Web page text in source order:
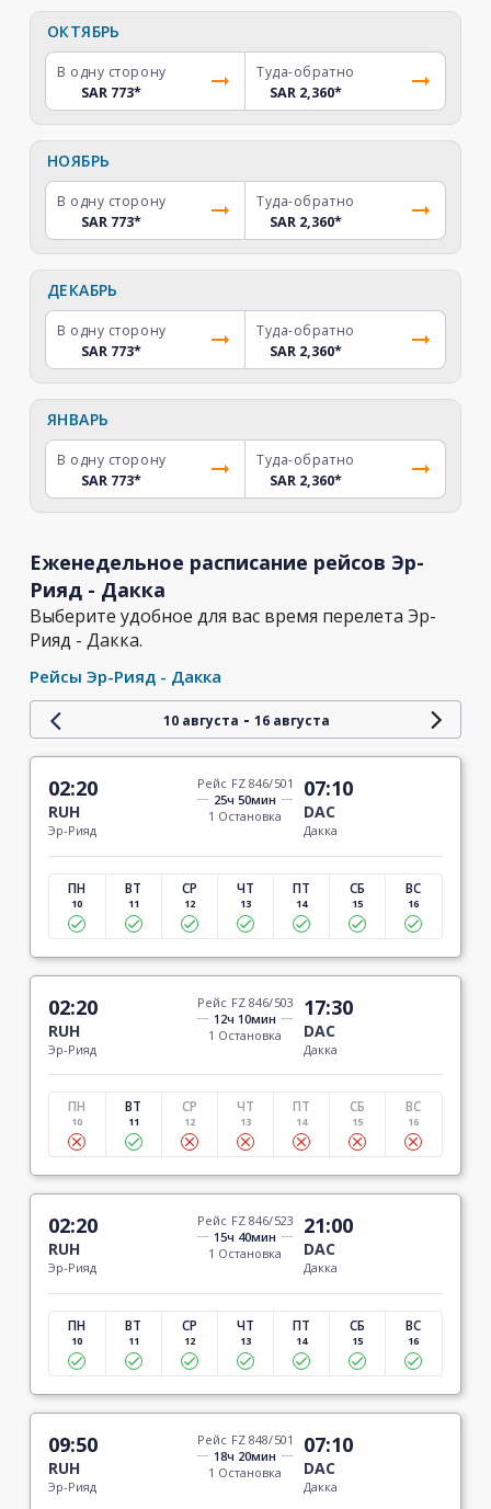
ОКТЯБРЬ
В одну сторону
SAR 773*
Туда-обратно
SAR 2,360*
НОЯБРЬ
В одну сторону
SAR 773*
Туда-обратно
SAR 2,360*
ДЕКАБРЬ
В одну сторону
SAR 773*
Туда-обратно
SAR 2,360*
ЯНВАРЬ
В одну сторону
SAR 773*
Туда-обратно
SAR 2,360*
Еженедельное расписание рейсов Эр-
Рияд - Дакка
Выберите удобное для вас время перелета Эр-
Рияд - Дакка.
Рейсы Эр-Рияд - Дакка
10 августа - 16 августа
02:20
RUH
Эр-Рияд
Рейс FZ 846/501
25ч 50мин
1 Остановка
07:10
DAC
Дакка
ПН
10
ВТ
11
СР
12
ЧТ
13
ПТ
14
СБ
15
ВС
16
02:20
RUH
Эр-Рияд
Рейс FZ 846/503
12ч 10мин
1 Остановка
17:30
DAC
Дакка
ПН
10
ВТ
11
СР
12
ЧТ
13
ПТ
14
СБ
15
ВС
16
02:20
RUH
Эр-Рияд
Рейс FZ 846/523
15ч 40мин
1 Остановка
21:00
DAC
Дакка
ПН
10
ВТ
11
СР
12
ЧТ
13
ПТ
14
СБ
15
ВС
16
09:50
RUH
Эр-Рияд
Рейс FZ 848/501
18ч 20мин
1 Остановка
07:10
DAC
Дакка